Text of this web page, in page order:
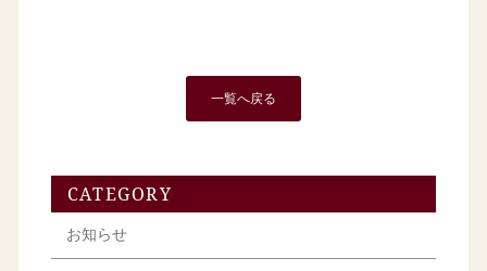
一覧へ戻る
CATEGORY
お知らせ